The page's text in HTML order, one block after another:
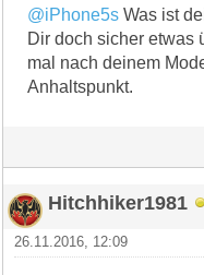
@iPhone5s Was ist
Dir doch sicher etwas
mal nach deinem
Anhaltspunkt.
Hitchhiker1981
26.11.2016, 12:09